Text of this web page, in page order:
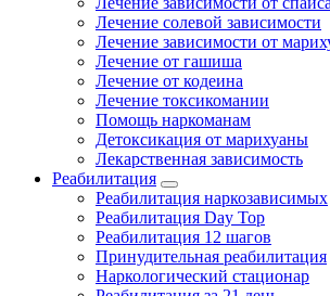
Лечение солевой зависимости
Лечение зависимости от
Лечение от гашиша
Лечение от кодеина
Лечение токсикомании
Помощь наркоманам
Детоксикация от марихуаны
Лекарственная зависимость
Реабилитация
Реабилитация наркозависимых
Реабилитация Day Top
Реабилитация 12 шагов
Принудительная реабилитация
Наркологический стационар